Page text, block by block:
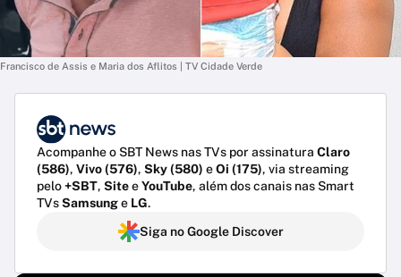
Francisco de Assis e Maria dos Aflitos | TV Cidade Verde
Acompanhe o SBT News nas TVs por assinatura Claro
(586), Vivo (576), Sky (580) eOi (175), via streaming
pelo+SBT, SiteeYouTube, além dos canais nas Smart
TVsSamsunge LG.
Siga no Google Discover